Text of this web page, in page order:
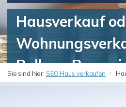
Hausverkauf
Ballern,
Bietzen,
Sie sind hier: SEO Haus verkaufen